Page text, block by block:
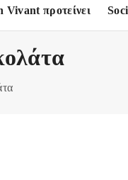
Vivant προτείνει